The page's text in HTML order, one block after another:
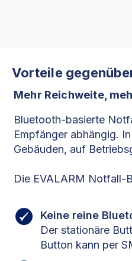
Vorteile
Mehr Reichweite,
Bluetooth-basierte
Empfänger abhängig.
Gebäuden, auf
Die EVALARM Notfall-
Keine reine
Der stationäre
Button kann per